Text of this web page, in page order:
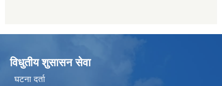
विधुतीय शुसासन सेवा
घटना दर्ता